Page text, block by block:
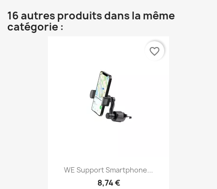
16 autres produits dans la même
catégorie :
WE Support Smartphone...
8,74 €
favorite_border